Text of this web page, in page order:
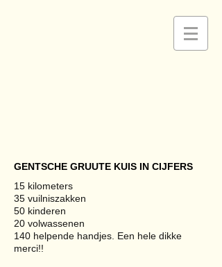
GENTSCHE GRUUTE KUIS IN CIJFERS
15 kilometers
35 vuilniszakken
50 kinderen
20 volwassenen
140 helpende handjes. Een hele dikke
merci!!
gruute kuis 1